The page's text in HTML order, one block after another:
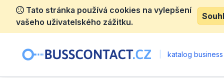
Tato stránka používá cookies na vylepšení
vašeho uživatelského zážitku.
katalog